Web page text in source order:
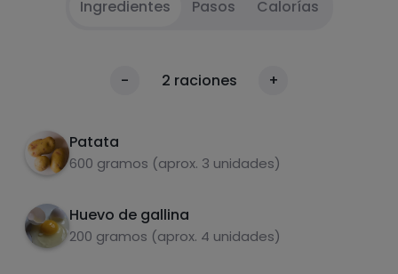
Ingredientes Pasos Calorías
- 2 raciones +
Patata
600 gramos (aprox. 3 unidades)
Huevo de gallina
200 gramos (aprox. 4 unidades)
Pelas patatas y prepararcebolla en rodajas y
oimie tos en tiras
Freir patatas en bastante aceite y a media
cocio. Añadir cebolla y pimiento
doradas.
4 Escalfar los huevos en agua hirviendo, por